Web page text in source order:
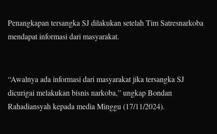
Penangkapan tersangka SJ dilakukan setelah Tim Satresnarkoba
mendapat informasi dari masyarakat.
“Awalnya ada informasi dari masyarakat jika tersangka SJ
dicurigai melakukan bisnis narkoba,” ungkap Bondan
Rahadiansyah kepada media Minggu (17/11/2024).